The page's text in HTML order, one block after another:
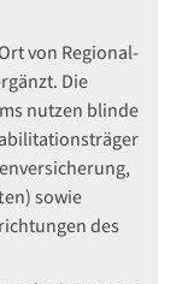
von Regional-
Die
nutzen blinde
sowie
des